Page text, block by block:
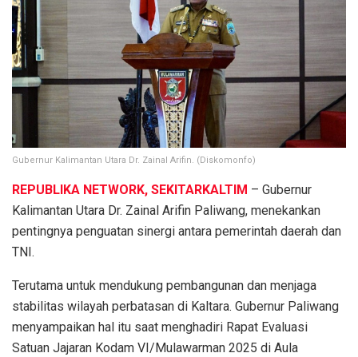
Gubernur Kalimantan Utara Dr. Zainal Arifin. (Diskomonfo)
REPUBLIKA NETWORK, SEKITARKALTIM – Gubernur
Kalimantan Utara Dr. Zainal Arifin Paliwang, menekankan
pentingnya penguatan sinergi antara pemerintah daerah dan
TNI.
Terutama untuk mendukung pembangunan dan menjaga
stabilitas wilayah perbatasan di Kaltara. Gubernur Paliwang
menyampaikan hal itu saat menghadiri Rapat Evaluasi
Satuan Jajaran Kodam VI/Mulawarman 2025 di Aula